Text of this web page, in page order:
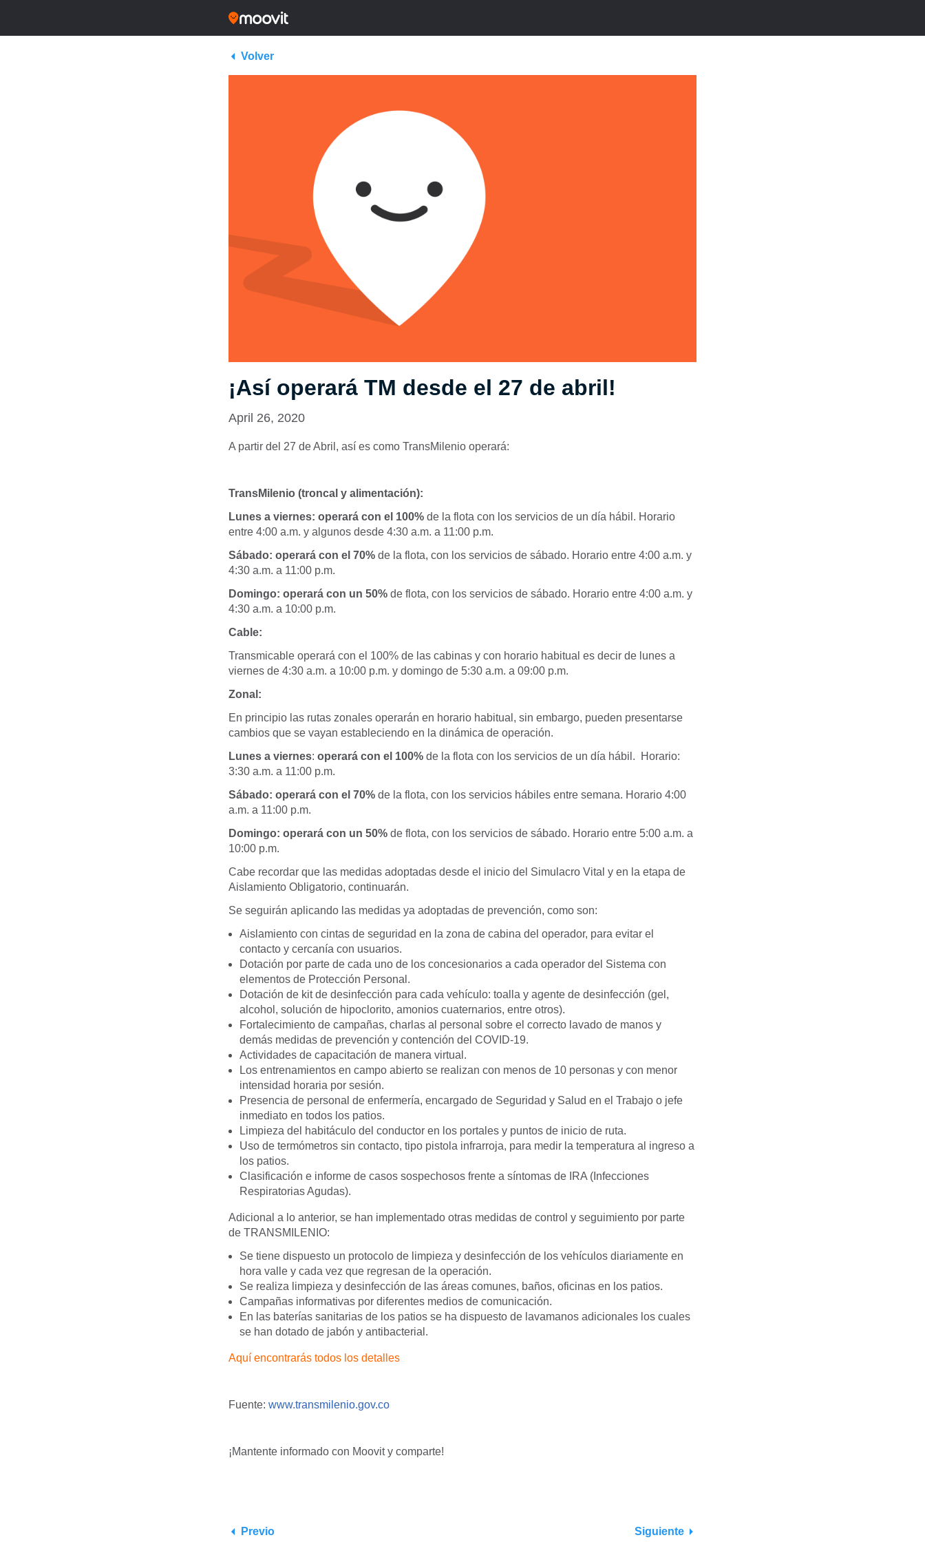
Volver
¡Así operará TM desde el 27 de abril!
April 26, 2020
A partir del 27 de Abril, así es como TransMilenio operará:
TransMilenio (troncal y alimentación):
Lunes a viernes: operará con el 100% de la flota con los servicios de un día hábil. Horario
entre 4:00 a.m. y algunos desde 4:30 a.m. a 11:00 p.m.
Sábado: operará con el 70% de la flota, con los servicios de sábado. Horario entre 4:00 a.m. y
4:30 a.m. a 11:00 p.m.
Domingo: operará con un 50% de flota, con los servicios de sábado. Horario entre 4:00 a.m. y
4:30 a.m. a 10:00 p.m.
Cable:
Transmicable operará con el 100% de las cabinas y con horario habitual es decir de lunes a
viernes de 4:30 a.m. a 10:00 p.m. y domingo de 5:30 a.m. a 09:00 p.m.
Zonal:
En principio las rutas zonales operarán en horario habitual, sin embargo, pueden presentarse
cambios que se vayan estableciendo en la dinámica de operación.
Lunes a viernes: operará con el 100% de la flota con los servicios de un día hábil.
Horario:
3:30 a.m. a 11:00 p.m.
Sábado: operará con el 70% de la flota, con los servicios hábiles entre semana. Horario 4:00
a.m. a 11:00 p.m.
Domingo: operará con un 50% de flota, con los servicios de sábado. Horario entre 5:00 a.m. a
10:00 p.m.
Cabe recordar que las medidas adoptadas desde el inicio del Simulacro Vital y en la etapa de
Aislamiento Obligatorio, continuarán.
Se seguirán aplicando las medidas ya adoptadas de prevención, como son:
Aislamiento con cintas de seguridad en la zona de cabina del operador, para evitar el
contacto y cercanía con usuarios.
Dotación por parte de cada uno de los concesionarios a cada operador del Sistema con
elementos de Protección Personal.
Dotación de kit de desinfección para cada vehículo: toalla y agente de desinfección (gel,
alcohol, solución de hipoclorito, amonios cuaternarios, entre otros).
Fortalecimiento de campañas, charlas al personal sobre el correcto lavado de manos y
demás medidas de prevención y contención del COVID-19.
Actividades de capacitación de manera virtual.
Los entrenamientos en campo abierto se realizan con menos de 10 personas y con menor
intensidad horaria por sesión.
Presencia de personal de enfermería, encargado de Seguridad y Salud en el Trabajo o jefe
inmediato en todos los patios.
Limpieza del habitáculo del conductor en los portales y puntos de inicio de ruta.
Uso de termómetros sin contacto, tipo pistola infrarroja, para medir la temperatura al ingreso a
los patios.
Clasificación e informe de casos sospechosos frente a síntomas de IRA (Infecciones
Respiratorias Agudas).
Adicional a lo anterior, se han implementado otras medidas de control y seguimiento por parte
de TRANSMILENIO:
Se tiene dispuesto un protocolo de limpieza y desinfección de los vehículos diariamente en
hora valle y cada vez que regresan de la operación.
Se realiza limpieza y desinfección de las áreas comunes, baños, oficinas en los patios.
Campañas informativas por diferentes medios de comunicación.
En las baterías sanitarias de los patios se ha dispuesto de lavamanos adicionales los cuales
se han dotado de jabón y antibacterial.
Aquí encontrarás todos los detalles
Fuente: www.transmilenio.gov.co
¡Mantente informado con Moovit y comparte!
Previo Siguiente